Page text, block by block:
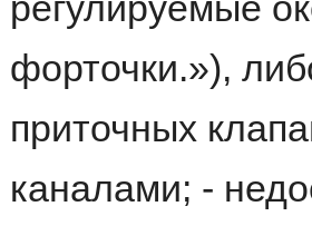
форточки.»),
приточных
каналами; -